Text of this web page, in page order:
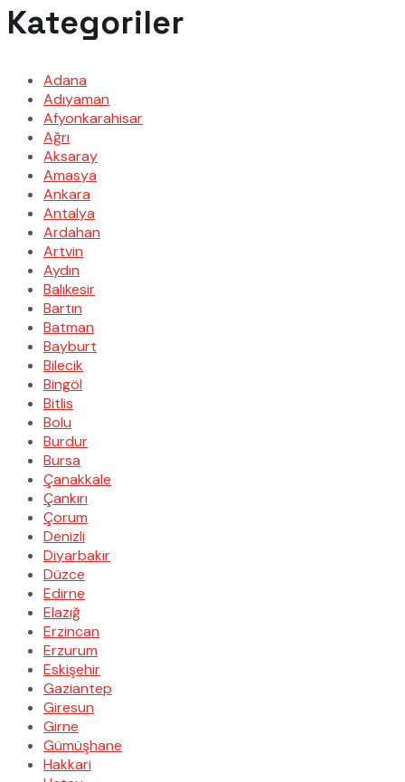
Kategoriler
Adana
Adıyaman
Afyonkarahisar
Ağrı
Aksaray
Amasya
Ankara
Antalya
Ardahan
Artvin
Aydın
Balıkesir
Bartın
Batman
Bayburt
Bilecik
Bingöl
Bitlis
Bolu
Burdur
Bursa
Çanakkale
Çankırı
Çorum
Denizli
Diyarbakır
Düzce
Edirne
Elazığ
Erzincan
Erzurum
Eskişehir
Gaziantep
Giresun
Girne
Gümüşhane
Hakkari